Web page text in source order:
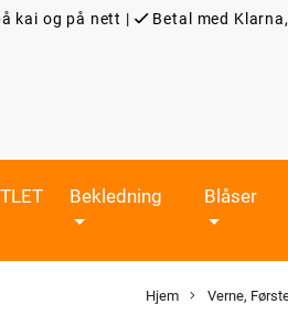
kai og på nett | Betal med
Bekledning Blåser
Hjem Verne,